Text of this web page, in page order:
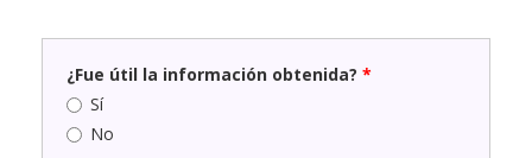
¿Fue útil la información obtenida? *
Sí
No